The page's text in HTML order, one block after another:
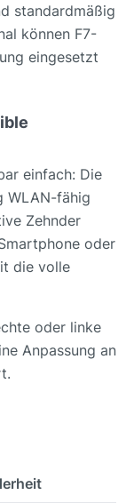
standardmäßig
können F7-
eingesetzt
einfach: Die
WLAN-fähig
Zehnder
oder
die volle
oder linke
Anpassung an